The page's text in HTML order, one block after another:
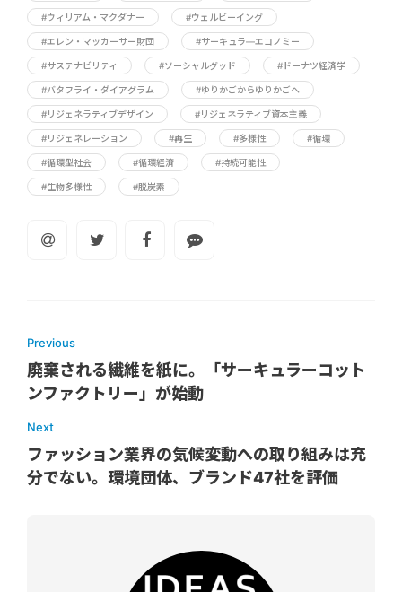
#ウィリアム・マクダナー #ウェルビーイング
#エレン・マッカーサー財団 #サーキュラ―エコノミー
#サステナビリティ #ソーシャルグッド #ドーナツ経済学
#バタフライ・ダイアグラム #ゆりかごからゆりかごへ
#リジェネラティブデザイン #リジェネラティブ資本主義
#リジェネレーション #再生 #多様性 #循環
#循環型社会 #循環経済 #持続可能性
#生物多様性 #脱炭素
Previous
廃棄される繊維を紙に。「サーキュラーコット
ンファクトリー」が始動
Next
ファッション業界の気候変動への取り組みは充
分でない。環境団体、ブランド47社を評価